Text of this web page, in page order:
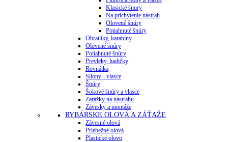
Klasické šnury
Na prichytenie nástrah
Olovené šnúry
Potiahnuté šnúry
Obratlíky, karabíny
Olovené šnúry
Potiahnuté šnúry
Prevleky, hadičky
Rovnátka
Silony - vlasce
Šnúry
Šokové šnúry a vlasce
Zarážky na nástrahu
Závesky a montáže
RYBÁRSKE OLOVÁ A ZÁŤAŽE
Závesné olová
Priebežné olová
Plastické olovo